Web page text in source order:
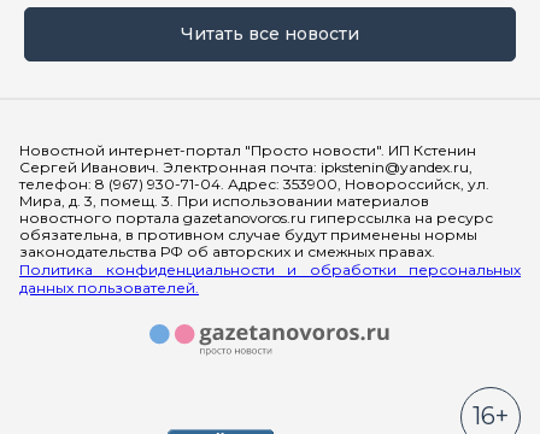
Читать все новости
Новостной интернет-портал "Просто новости". ИП Кстенин
Сергей Иванович. Электронная почта: ipkstenin@yandex.ru,
телефон: 8 (967) 930-71-04. Адрес: 353900, Новороссийск, ул.
Мира, д. 3, помещ. 3. При использовании материалов
новостного портала gazetanovoros.ru гиперссылка на ресурс
обязательна, в противном случае будут применены нормы
законодательства РФ об авторских и смежных правах.
Политика конфиденциальности и обработки персональных
данных пользователей.
16+